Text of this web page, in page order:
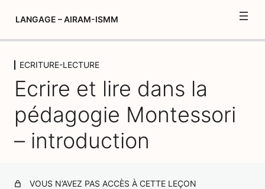
LANGAGE – AIRAM-ISMM
Introduction
3 leçons, 2 quiz
L’enrichissement du vocabulaire et
expression de soi
11 leçons, 6 quiz
ECRITURE-LECTURE
ECRITURE-LECTURE
Ecrire et lire dans la
pédagogie Montessori
– introduction
VOUS N’AVEZ PAS ACCÈS À CETTE LEÇON